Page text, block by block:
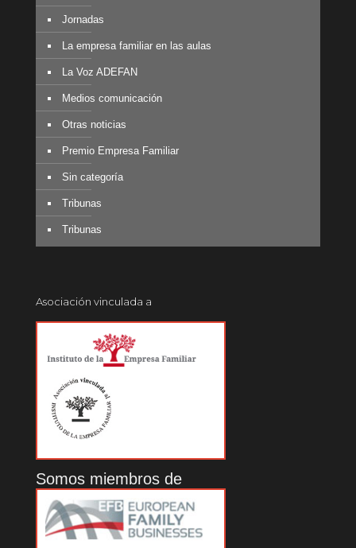
Jornadas
La empresa familiar en las aulas
La Voz ADEFAN
Medios comunicación
Otras noticias
Premio Empresa Familiar
Sin categoría
Tribunas
Tribunas
Asociación vinculada a
Somos miembros de